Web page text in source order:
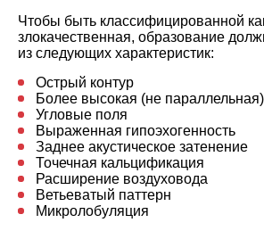
Чтобы быть классифицированной
злокачественная, образование
из следующих характеристик:
Острый контур
Более высокая (не
Угловые поля
Выраженная гипоэхогенность
Заднее акустическое затенение
Точечная кальцификация
Расширение воздуховода
Ветьеватый паттерн
Микролобуляция